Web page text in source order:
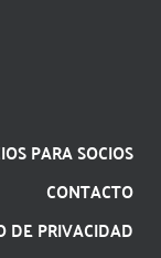
PARA SOCIOS
CONTACTO
DE PRIVACIDAD